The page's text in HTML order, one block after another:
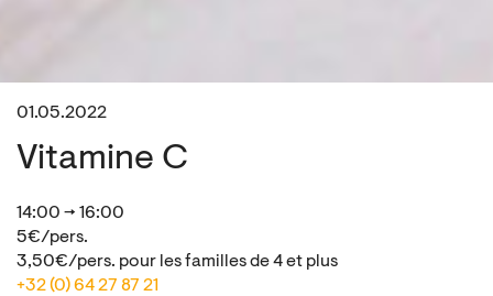
01.05.2022
Vitamine C
14:00 → 16:00
5€/pers.
3,50€/pers. pour les familles de 4 et plus
+32 (0) 64 27 87 21